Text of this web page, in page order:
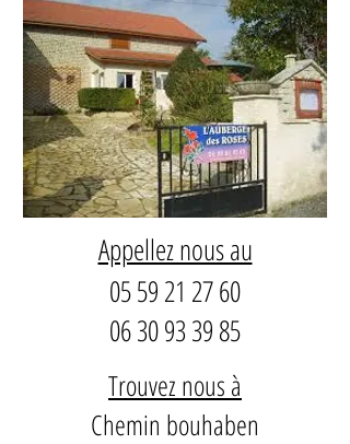
Appellez nous au
05 59 21 27 60
06 30 93 39 85
Trouvez nous à
Chemin bouhaben